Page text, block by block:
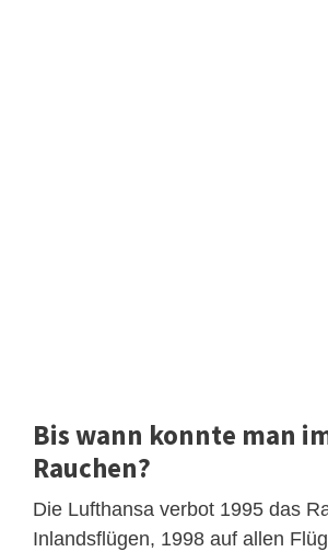
Bis wann konnte man
Rauchen?
Die Lufthansa verbot 1995 das
Inlandsflügen, 1998 auf allen